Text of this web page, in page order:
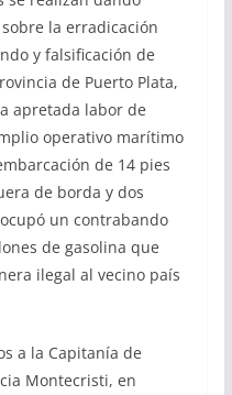
la erradicación
y falsificación de
de Puerto Plata,
apretada labor de
operativo marítimo
de 14 pies
de borda y dos
un contrabando
de gasolina que
ilegal al vecino país
a la Capitanía de
Montecristi, en